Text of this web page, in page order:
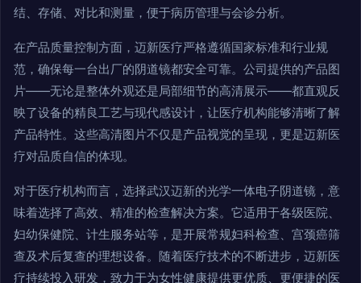
结、存储、对比和测量，便于病历管理与会诊分析。
在产品质量控制方面，迈新医疗严格遵循国家标准和行业规
范，确保每一台出厂的阴道镜都安全可靠。公司提供的产品图
片——无论是整体外观还是局部细节的高清展示——都直观反
映了设备的精良工艺与现代感设计，让医疗机构能够清晰了解
产品特性。这些高清图片不仅是产品视觉的呈现，更是迈新医
疗对品质自信的体现。
对于医疗机构而言，选择武汉迈新的光学一体电子阴道镜，意
味着选择了高效、精准的检查解决方案。它适用于各级医院、
妇幼保健院、计生服务站等，是开展常规妇科检查、宫颈癌筛
查及术后复查的理想设备。随着医疗技术的不断进步，迈新医
疗持续投入研发，致力于为女性健康提供更优质、更便捷的医